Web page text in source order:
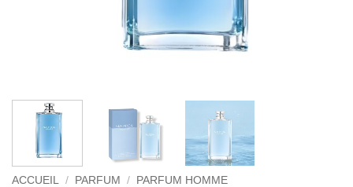
ACCUEIL / PARFUM / PARFUM HOMME